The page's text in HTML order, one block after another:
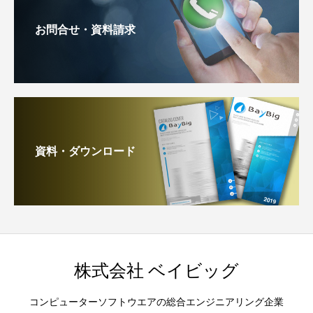
お問合せ・資料請求
資料・ダウンロード
株式会社 ベイビッグ
コンピューターソフトウエアの総合エンジニアリング企業